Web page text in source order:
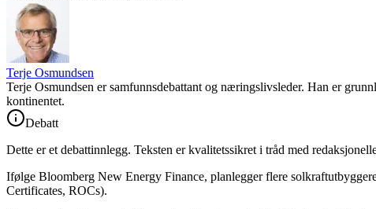
Terje Osmundsen
Terje Osmundsen er samfunnsdebattant og næringslivsleder. Han er
kontinentet.
Debatt
Dette er et debattinnlegg. Teksten er kvalitetssikret i tråd med
Ifølge Bloomberg New Energy Finance, planlegger flere
Certificates, ROCs).